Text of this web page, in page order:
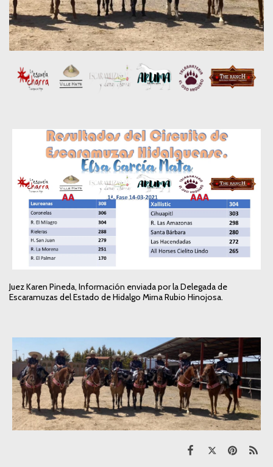
Juez Karen Pineda, Información enviada por la Delegada de
Escaramuzas del Estado de Hidalgo Mirna Rubio Hinojosa.